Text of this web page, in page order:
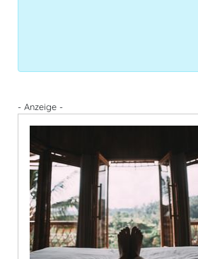
- Anzeige -